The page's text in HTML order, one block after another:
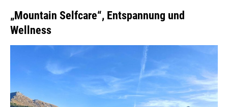
„Mountain Selfcare“, Entspannung und
Wellness